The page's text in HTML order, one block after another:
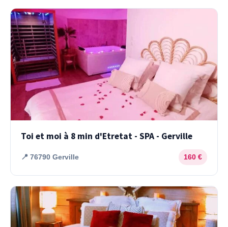
Toi et moi à 8 min d'Etretat - SPA - Gerville
📍 76790 Gerville 160 €